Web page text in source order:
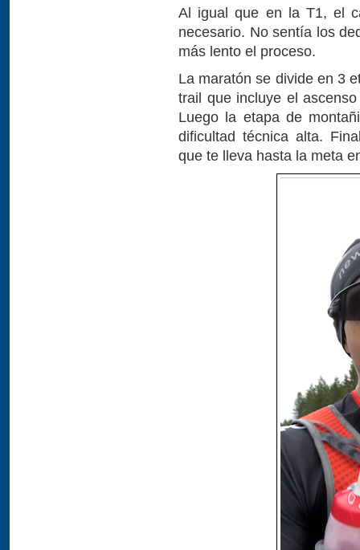
Al igual que en la T1, el
necesario. No sentía los
más lento el proceso.
La maratón se divide en 3
trail que incluye el
Luego la etapa de
dificultad técnica alta.
que te lleva hasta la meta